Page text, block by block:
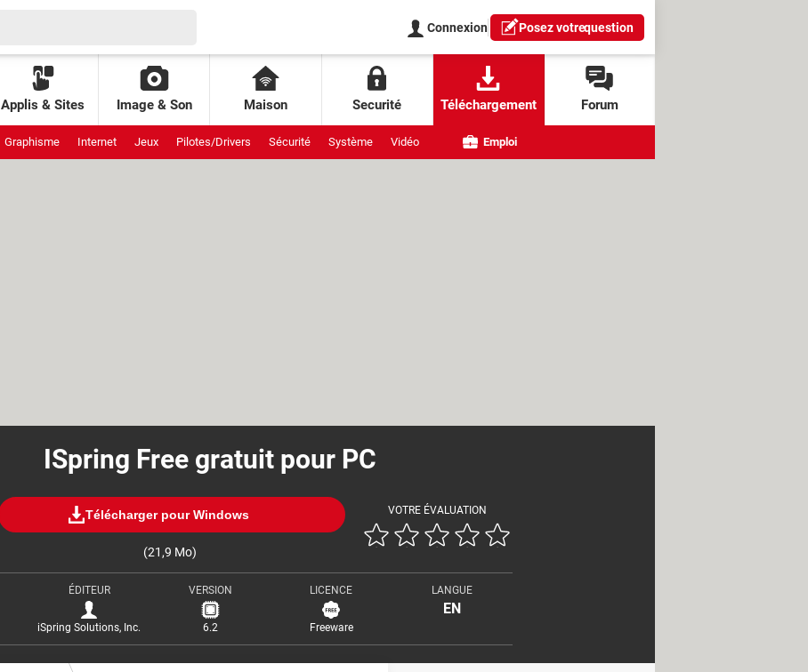
Connexion Posez votrequestion
Applis & Sites Image & Son Maison Securité Téléchargement Forum
Graphisme Internet Jeux Pilotes/Drivers Sécurité Système Vidéo Emploi
ISpring Free gratuit pour PC
Télécharger pour Windows
(21,9 Mo)
VOTRE ÉVALUATION
ÉDITEUR
iSpring Solutions, Inc.
VERSION
6.2
LICENCE
Freeware
LANGUE
EN